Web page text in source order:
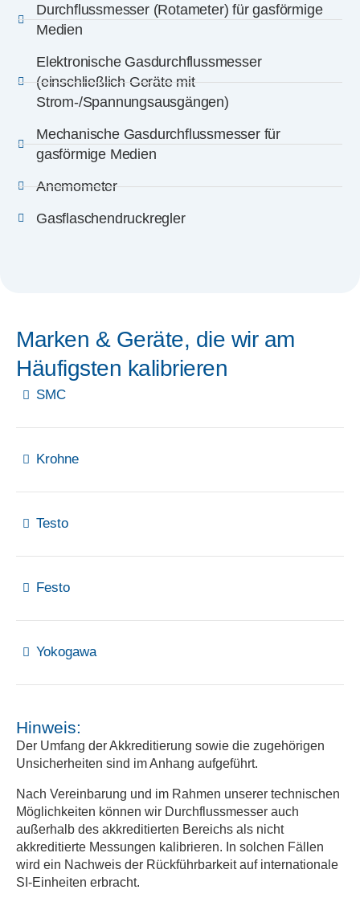
Durchflussmesser (Rotameter) für gasförmige
Medien
Elektronische Gasdurchflussmesser
(einschließlich Geräte mit
Strom-/Spannungsausgängen)
Mechanische Gasdurchflussmesser für
gasförmige Medien
Anemometer
Gasflaschendruckregler
Marken & Geräte, die wir am
Häufigsten kalibrieren
SMC
Krohne
Testo
Festo
Yokogawa
Hinweis:
Der Umfang der Akkreditierung sowie die zugehörigen
Unsicherheiten sind im Anhang aufgeführt.
Nach Vereinbarung und im Rahmen unserer technischen
Möglichkeiten können wir Durchflussmesser auch
außerhalb des akkreditierten Bereichs als nicht
akkreditierte Messungen kalibrieren. In solchen Fällen
wird ein Nachweis der Rückführbarkeit auf internationale
SI-Einheiten erbracht.